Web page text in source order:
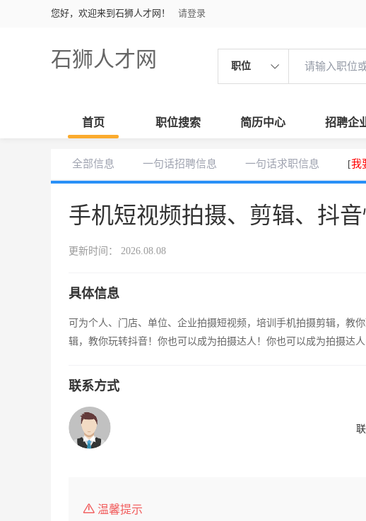
您好，欢迎来到石狮人才网！ 请登录
石狮人才网 职位
首页 职位搜索 简历中心 招聘企
全部信息 一句话招聘信息 一句话求职信息 [我
手机短视频拍摄、剪辑、抖
更新时间： 2026.08.08
具体信息
可为个人、门店、单位、企业拍摄短视频，培训手机拍摄剪辑，教
辑，教你玩转抖音！你也可以成为拍摄达人！你也可以成为拍摄达人
联系方式
温馨提示